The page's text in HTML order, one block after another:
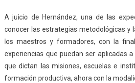
A juicio de Hernández, una de las
conocer las estrategias metodológicas y
los maestros y formadores, con la
experiencias que puedan ser aplicadas
que dictan las misiones, escuelas e
formación productiva, ahora con la